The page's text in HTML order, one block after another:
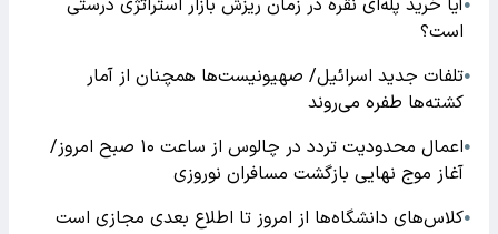
●آیا خرید پله‌ای نقره در زمان ریزش بازار استراتژی درستی
است؟
●تلفات جدید اسرائیل/ صهیونیست‌ها همچنان از آمار
کشته‌ها طفره می‌روند
●
اعمال محدودیت تردد در چالوس از ساعت ۱۰ صبح امروز/
آغاز موج نهایی بازگشت مسافران نوروزی
●کلاس‌های دانشگاه‌ها از امروز تا اطلاع بعدی مجازی است